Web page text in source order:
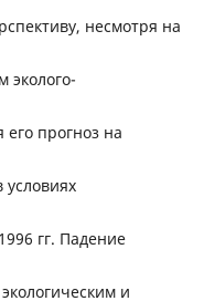
несмотря на
эколого-
прогноз на
условиях
гг. Падение
и